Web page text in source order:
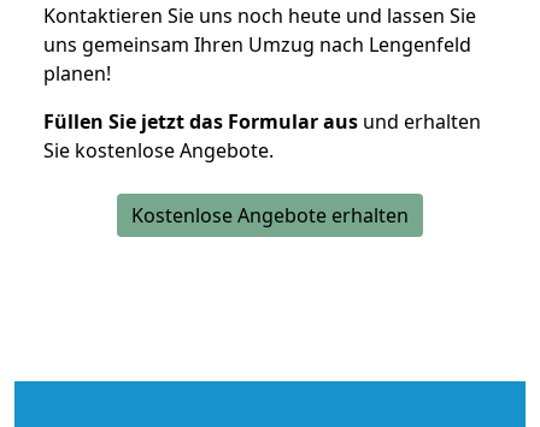
Kontaktieren Sie uns noch heute und lassen Sie
uns gemeinsam Ihren Umzug nach Lengenfeld
planen!
Füllen Sie jetzt das Formular aus und erhalten
Sie kostenlose Angebote.
Kostenlose Angebote erhalten